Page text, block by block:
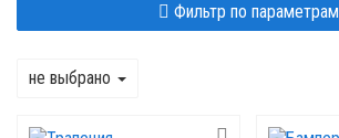
Фильтр по параметрам
не выбрано